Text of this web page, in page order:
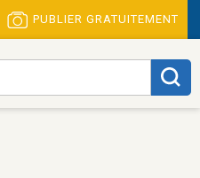
PUBLIER GRATUITEMENT